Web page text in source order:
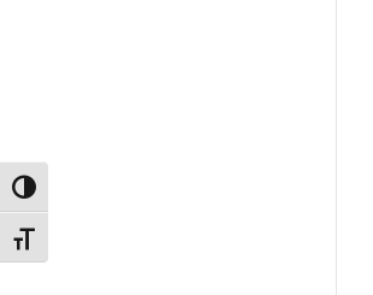
Attiva/disattiva alto contrasto
Attiva/disattiva dimensione testo